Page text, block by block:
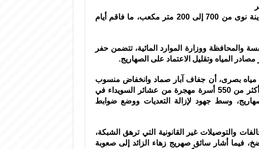
متر
مكعب إلى 700 فقط، بينما انخفضت في مدينة نوى من 700 إلى 200 متر مكعب، ما فاقم أيام
ووزارة الموارد المائية، تتضمن حفر
المياه وتقليل الاعتماد على الصهاريج.
بصرى، أن جفاف آبار صماد وانخفاض منسوب
الضخ زاد من تعقيد الأزمة، خاصة مع وجود أكثر من 550 أسرة مهجرة من عشائر السويداء في
وسط جهود لإزالة التعديات ووضع ضوابط
والتوصيلات غير القانونية التي ترهق الشبكة،
فيما أشار سائق صهريج زهاء الزائد إلى صعوبة